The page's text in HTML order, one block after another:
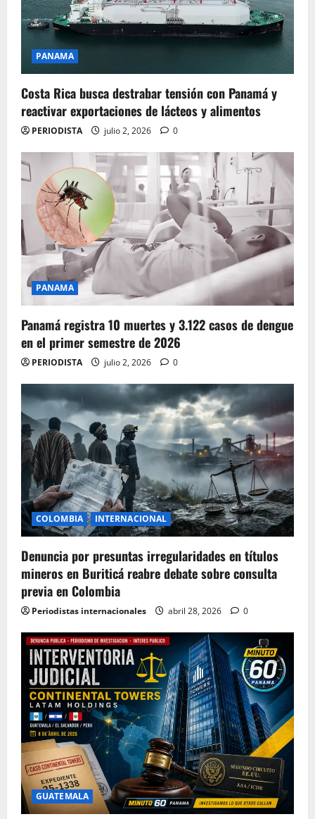
PANAMA
Costa Rica busca destrabar tensión con Panamá y
reactivar exportaciones de lácteos y alimentos
PERIODISTA julio 2, 2026 0
PANAMA
Panamá registra 10 muertes y 3.122 casos de dengue
en el primer semestre de 2026
PERIODISTA julio 2, 2026 0
COLOMBIA INTERNACIONAL
Denuncia por presuntas irregularidades en títulos
mineros en Buriticá reabre debate sobre consulta
previa en Colombia
Periodistas internacionales abril 28, 2026 0
GUATEMALA